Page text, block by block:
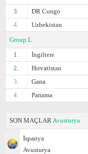
3.
DR Congo
4.
Uzbekistan
Group L
1.
İngiltere
2.
Hırvatistan
3.
Gana
4.
Panama
SON MAÇLAR Avusturya
İspanya
Avusturya